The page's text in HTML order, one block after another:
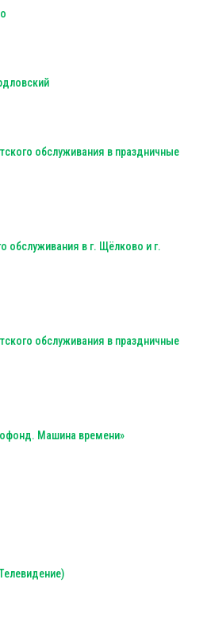
обслуживания в праздничные
обслуживания в г. Щёлково и г.
обслуживания в праздничные
Машина времени»